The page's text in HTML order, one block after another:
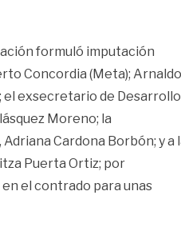
formuló imputación
Concordia (Meta); Arnaldo
el exsecretario de Desarrollo
Moreno; la
Cardona Borbón; y a
Puerta Ortiz; por
el contrado para unas